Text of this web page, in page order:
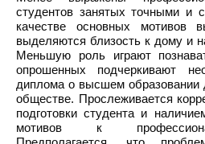
студентов занятых точными и
качестве основных мотивов
выделяются близость к дому и
Меньшую роль играют
опрошенных подчеркивают
диплома о высшем образовании
обществе. Прослеживается
подготовки студента и
мотивов к